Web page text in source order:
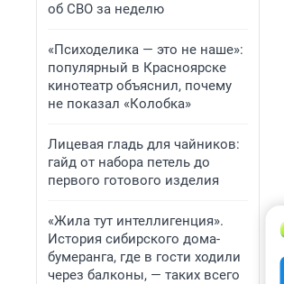
об СВО за неделю
«Психоделика — это не наше»:
популярный в Красноярске
кинотеатр объяснил, почему
не показал «Колобка»
Лицевая гладь для чайников:
гайд от набора петель до
первого готового изделия
«Жила тут интеллигенция».
История сибирского дома-
бумеранга, где в гости ходили
через балконы, — таких всего